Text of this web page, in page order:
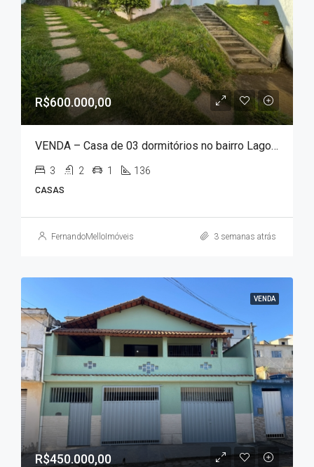
R$600.000,00
VENDA – Casa de 03 dormitórios no bairro Lagoa Seca!!!
3 2 1 136
CASAS
FernandoMelloImóveis 3 semanas atrás
VENDA
R$450.000,00